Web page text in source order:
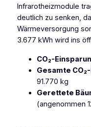
Infrarotheizmodule
deutlich zu senken,
Wärmeversorgung
3.677 kWh wird ins
CO₂-
Gesamte
91.770 kg
Gerettete
(angenommen